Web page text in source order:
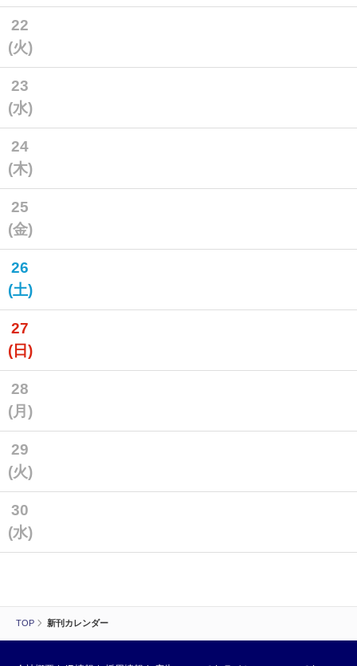
TOP 新刊カレンダー
22
(火)
23
(水)
24
(木)
25
(金)
26
(土)
27
(日)
28
(月)
29
(火)
30
(水)